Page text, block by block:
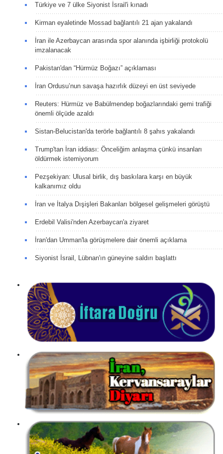
Türkiye ve 7 ülke Siyonist İsrail'i kınadı
Kirman eyaletinde Mossad bağlantılı 21 ajan yakalandı
İran ile Azerbaycan arasında spor alanında işbirliği protokolü
imzalanacak
Pakistan'dan “Hürmüz Boğazı” açıklaması
İran Ordusu’nun savaşa hazırlık düzeyi en üst seviyede
Reuters: Hürmüz ve Babülmendep boğazlarındaki gemi trafiği
önemli ölçüde azaldı
Sistan-Belucistan'da terörle bağlantılı 8 şahıs yakalandı
Trump'tan İran iddiası: Önceliğim anlaşma çünkü insanları
öldürmek istemiyorum
Pezşekiyan: Ulusal birlik, dış baskılara karşı en büyük
kalkanımız oldu
İran ve İtalya Dışişleri Bakanları bölgesel gelişmeleri görüştü
Erdebil Valisi'nden Azerbaycan'a ziyaret
İran'dan Umman'la görüşmelere dair önemli açıklama
Siyonist İsrail, Lübnan'ın güneyine saldırı başlattı